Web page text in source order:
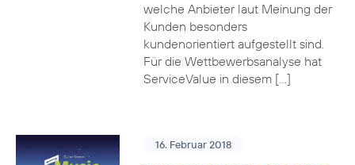
welche Anbieter laut Meinung der
Kunden besonders
kundenorientiert aufgestellt sind.
Für die Wettbewerbsanalyse hat
ServiceValue in diesem […]
16. Februar 2018